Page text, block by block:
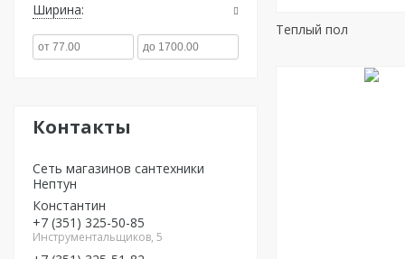
Ширина
Контакты
Сеть магазинов сантехники
Нептун
Константин
+7 351 325-50-85
Инструментальщиков, 5
Теплый пол